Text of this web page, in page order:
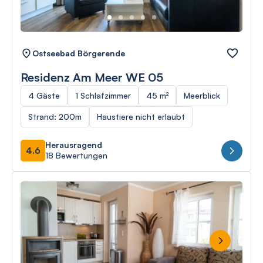
Ostseebad Börgerende
Residenz Am Meer WE 05
4 Gäste 1 Schlafzimmer 45 m² Meerblick
Strand: 200m Haustiere nicht erlaubt
4.6
Herausragend
18 Bewertungen
Next